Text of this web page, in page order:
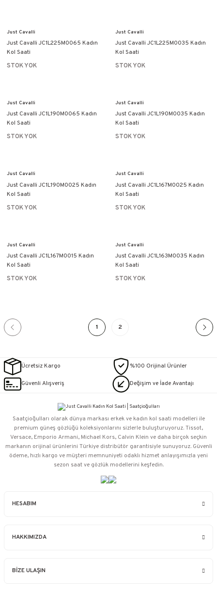
Just Cavalli
Just Cavalli JC1L225M0065 Kadın
Kol Saati
STOK YOK
Just Cavalli
Just Cavalli JC1L225M0035 Kadın
Kol Saati
STOK YOK
Just Cavalli
Just Cavalli JC1L190M0065 Kadın
Kol Saati
STOK YOK
Just Cavalli
Just Cavalli JC1L190M0035 Kadın
Kol Saati
STOK YOK
Just Cavalli
Just Cavalli JC1L190M0025 Kadın
Kol Saati
STOK YOK
Just Cavalli
Just Cavalli JC1L167M0025 Kadın
Kol Saati
STOK YOK
Just Cavalli
Just Cavalli JC1L167M0015 Kadın
Kol Saati
STOK YOK
Just Cavalli
Just Cavalli JC1L163M0035 Kadın
Kol Saati
STOK YOK
1 2
Ücretsiz Kargo %100 Orijinal Ürünler
Güvenli Alışveriş Değişim ve İade Avantajı
HESABIM
HAKKIMIZDA
BİZE ULAŞIN
Saatçioğulları⁠ olarak dünya markası erkek ve kadın kol saati modelleri ile
premium güneş gözlüğü koleksiyonlarını sizlerle buluşturuyoruz. Tissot,
Versace, Emporio Armani, Michael Kors, Calvin Klein ve daha birçok seçkin
markanın orijinal ürünlerini Türkiye distribütör garantisiyle sunuyoruz. Güvenli
ödeme, hızlı kargo ve müşteri memnuniyeti odaklı hizmet anlayışımızla yeni
sezon saat ve gözlük modellerini keşfedin.